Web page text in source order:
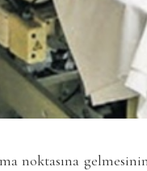
noktasına